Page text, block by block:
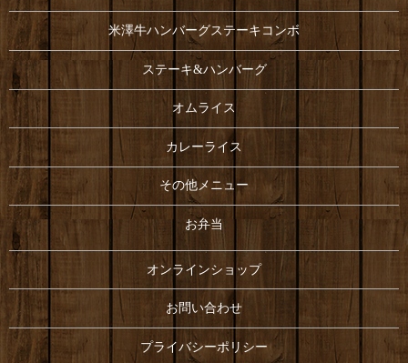
米澤牛ハンバーグステーキコンボ
ステーキ&ハンバーグ
オムライス
カレーライス
その他メニュー
お弁当
オンラインショップ
お問い合わせ
プライバシーポリシー